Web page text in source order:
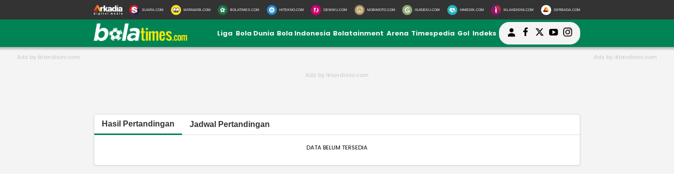
SUARA.COM MATAMATA.COM BOLATIMES.COM HITEKNO.COM DEWIKU.COM MOBIMOTO.COM GUIDEKU.COM HIMEDIK.COM IKLANDISINI.COM SERBADA.COM
Liga Bola Dunia Bola Indonesia Bolatainment Arena Timespedia Gol Indeks
Hasil Pertandingan Jadwal Pertandingan
DATA BELUM TERSEDIA